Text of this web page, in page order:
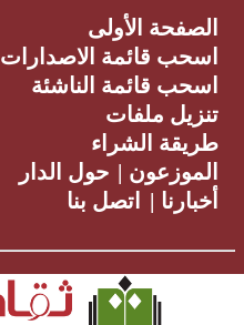
الصفحة الأولى
اسحب قائمة الاصدارات
اسحب قائمة الناشئة
تنزيل ملفات
طريقة الشراء
الموزعون | حول الدار
أخبارنا | اتصل بنا